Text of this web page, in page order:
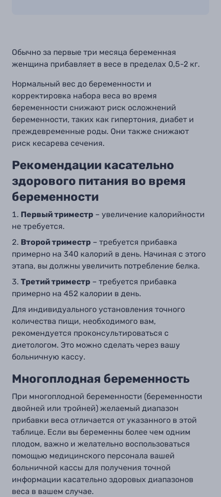
Обычно за первые три месяца беременная
женщина прибавляет в весе в пределах 0,5-2 кг.
Нормальный вес до беременности и
корректировка набора веса во время
беременности снижают риск осложнений
беременности, таких как гипертония, диабет и
преждевременные роды. Они также снижают
риск кесарева сечения.
Рекомендации касательно
здорового питания во время
беременности
Первый триместр – увеличение калорийности
не требуется.
Второй триместр – требуется прибавка
примерно на 340 калорий в день. Начиная с этого
этапа, вы должны увеличить потребление белка.
Третий триместр – требуется прибавка
примерно на 452 калории в день.
Для индивидуального установления точного
количества пищи, необходимого вам,
рекомендуется проконсультироваться с
диетологом. Это можно сделать через вашу
больничную кассу.
Многоплодная беременность
При многоплодной беременности (беременности
двойней или тройней) желаемый диапазон
прибавки веса отличается от указанного в этой
таблице. Если вы беременны более чем одним
плодом, важно и желательно воспользоваться
помощью медицинского персонала вашей
больничной кассы для получения точной
информации касательно здоровых диапазонов
веса в вашем случае.